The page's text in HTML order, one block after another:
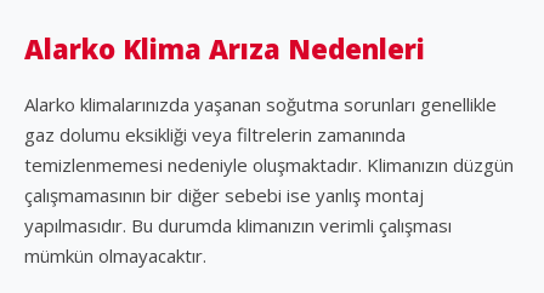
Alarko Klima Arıza Nedenleri
Alarko klimalarınızda yaşanan soğutma sorunları genellikle
gaz dolumu eksikliği veya filtrelerin zamanında
temizlenmemesi nedeniyle oluşmaktadır. Klimanızın düzgün
çalışmamasının bir diğer sebebi ise yanlış montaj
yapılmasıdır. Bu durumda klimanızın verimli çalışması
mümkün olmayacaktır.